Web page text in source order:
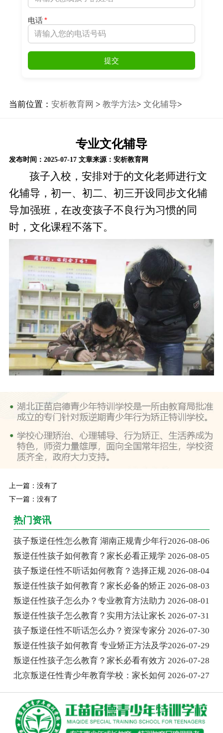
电话*
提交
当前位置： 安析教育网 > 教学方法> 文化辅导>
专业文化辅导
发布时间：2025-07-17 文章来源：安析教育网
孩子入校，安排对于的文化老师进行文
化辅导，初一、初二、初三开设同步文化辅
导加强班，在改变孩子不良行为习惯的同
时，文化课程不落下。
上一篇：没有了
下一篇：没有了
热门资讯
孩子叛逆任性怎么教育 湖南正规青少年行2026-08-06
叛逆任性孩子如何教育？家长必看正规学 2026-08-05
孩子叛逆任性不听话如何教育？选择正规 2026-08-04
叛逆任性孩子如何教育？家长必备的矫正 2026-08-03
叛逆任性孩子怎么办？专业教育方法助力 2026-08-01
叛逆任性孩子怎么教育？实用方法让家长 2026-07-31
孩子叛逆任性不听话怎么办？资深专家分 2026-07-30
叛逆任性孩子如何教育 专业矫正方法及学2026-07-29
叛逆任性孩子怎么教育？家长必看有效方 2026-07-28
北京叛逆任性青少年教育学校：家长如何 2026-07-27